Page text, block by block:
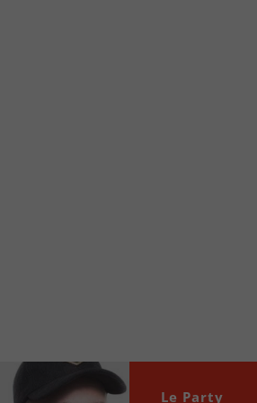
locale vous sont maintenant
Audio
Le Party